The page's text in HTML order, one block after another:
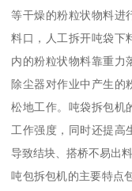
等干燥的粉粒状物料进
料口，人工拆开吨袋下
内的粉粒状物料靠重力
除尘器对作业中产生的
松地工作。吨袋拆包机
工作强度，同时还提高
导致结块、搭桥不易出料
吨包拆包机的主要特点